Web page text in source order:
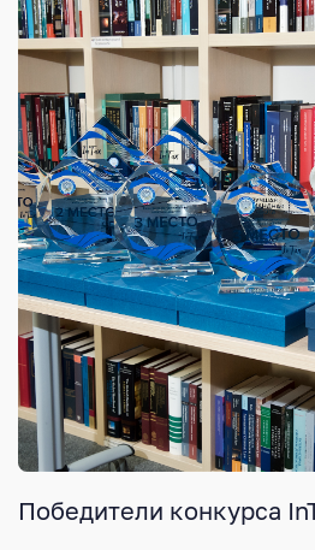
Победители конкурса